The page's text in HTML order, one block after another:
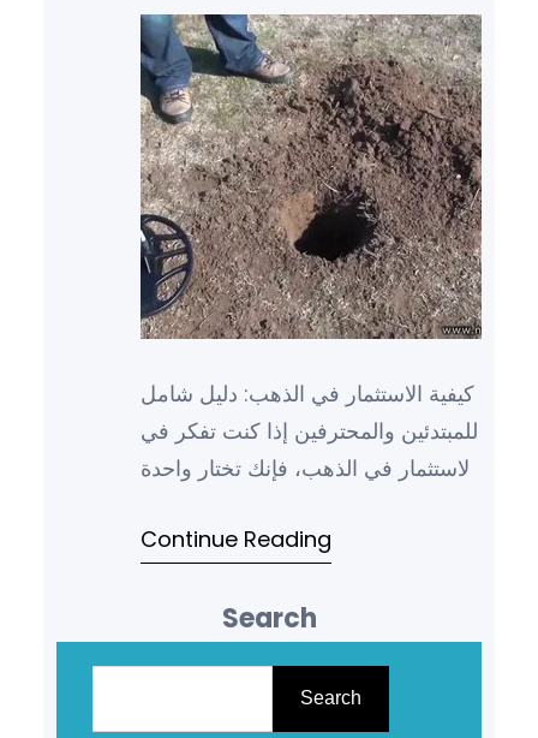
كيفية الاستثمار في الذهب: دليل شامل
للمبتدئين والمحترفين إذا كنت تفكر في
الاستثمار في الذهب، فإنك تختار واحدة
التاريخ. يع…
Continue Reading
Search
Search